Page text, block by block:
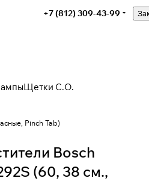
+7 (812) 309-43-99
Щетки С.О.
Pinch Tab)
Bosch
(60, 38 см.,